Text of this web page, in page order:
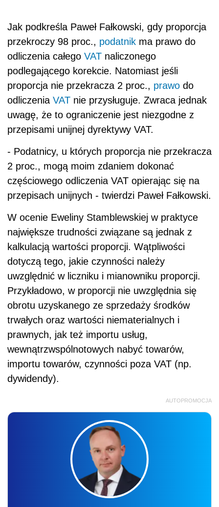
Jak podkreśla Paweł Fałkowski, gdy proporcja
przekroczy 98 proc., podatnik ma prawo do
odliczenia całego VAT naliczonego
podlegającego korekcie. Natomiast jeśli
proporcja nie przekracza 2 proc., prawo do
odliczenia VAT nie przysługuje. Zwraca jednak
uwagę, że to ograniczenie jest niezgodne z
przepisami unijnej dyrektywy VAT.
- Podatnicy, u których proporcja nie przekracza
2 proc., mogą moim zdaniem dokonać
częściowego odliczenia VAT opierając się na
przepisach unijnych - twierdzi Paweł Fałkowski.
W ocenie Eweliny Stamblewskiej w praktyce
największe trudności związane są jednak z
kalkulacją wartości proporcji. Wątpliwości
dotyczą tego, jakie czynności należy
uwzględnić w liczniku i mianowniku proporcji.
Przykładowo, w proporcji nie uwzględnia się
obrotu uzyskanego ze sprzedaży środków
trwałych oraz wartości niematerialnych i
prawnych, jak też importu usług,
wewnątrzwspólnotowych nabyć towarów,
importu towarów, czynności poza VAT (np.
dywidendy).
AUTOPROMOCJA